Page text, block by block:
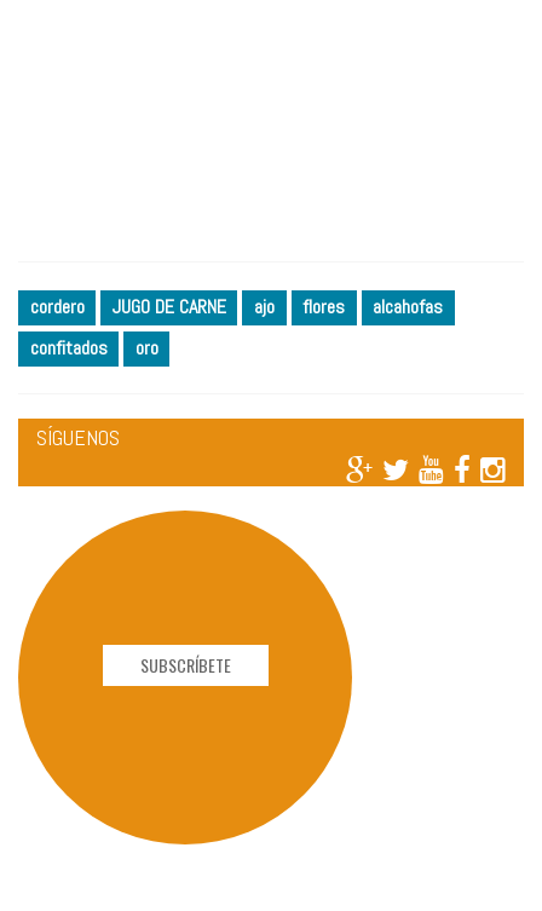
cordero JUGO DE CARNE ajo flores
alcahofas
confitados
oro
SÍGUENOS
SUBSCRÍBETE